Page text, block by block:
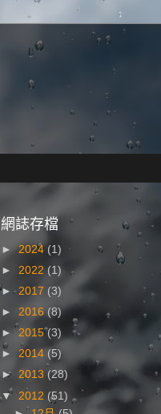
網誌存檔
►2024 (1)
► 2022 (1)
► 2017 (3)
► 2016 (8)
► 2015(3)
► 2014 (5)
► 2013 (28)
▼ 2012 (51)